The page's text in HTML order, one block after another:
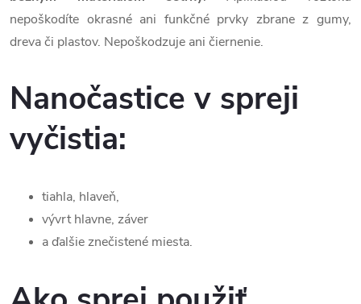
nepoškodíte okrasné ani funkčné prvky zbrane z gumy,
dreva či plastov. Nepoškodzuje ani čiernenie.
Nanočastice v spreji
vyčistia:
tiahla, hlaveň,
vývrt hlavne, záver
a ďalšie znečistené miesta.